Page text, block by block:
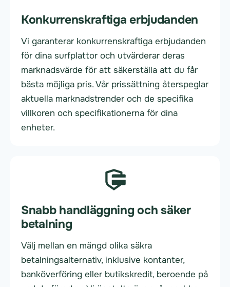
Konkurrenskraftiga erbjudanden
Vi garanterar konkurrenskraftiga erbjudanden
för dina surfplattor och utvärderar deras
marknadsvärde för att säkerställa att du får
bästa möjliga pris. Vår prissättning återspeglar
aktuella marknadstrender och de specifika
villkoren och specifikationerna för dina
enheter.
Snabb handläggning och säker
betalning
Välj mellan en mängd olika säkra
betalningsalternativ, inklusive kontanter,
banköverföring eller butikskredit, beroende på